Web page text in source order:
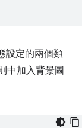
設定的兩個類
中加入背景圖